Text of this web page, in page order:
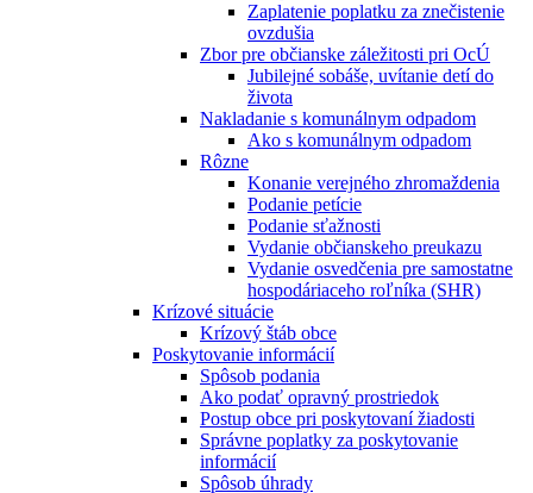
Zaplatenie poplatku za znečistenie
ovzdušia
Zbor pre občianske záležitosti pri OcÚ
Jubilejné sobáše, uvítanie detí do
života
Nakladanie s komunálnym odpadom
Ako s komunálnym odpadom
Rôzne
Konanie verejného zhromaždenia
Podanie petície
Podanie sťažnosti
Vydanie občianskeho preukazu
Vydanie osvedčenia pre samostatne
hospodáriaceho roľníka (SHR)
Krízové situácie
Krízový štáb obce
Poskytovanie informácií
Spôsob podania
Ako podať opravný prostriedok
Postup obce pri poskytovaní žiadosti
Správne poplatky za poskytovanie
informácií
Spôsob úhrady